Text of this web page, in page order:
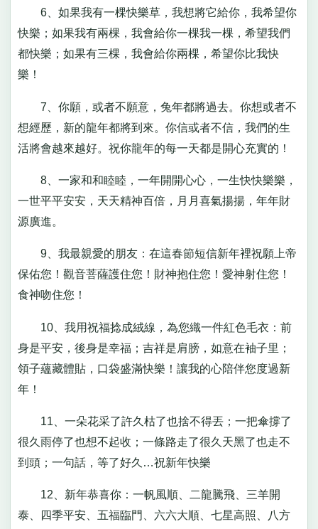
6、如果我有一棵快樂草，我想將它給你，我希望你
快樂；如果我有兩棵，我會給你一棵我一棵，希望我們
都快樂；如果有三棵，我會給你兩棵，希望你比我快
樂！
7、你願，或者不願意，兔年都將過去。你想或者不
想經歷，新的龍年都將到來。你信或者不信，我們的生
活將會越來越好。祝你龍年的每一天都是開心充實的！
8、一家和和睦睦，一年開開心心，一生快快樂樂，
一世平平安安，天天精神百倍，月月喜氣揚揚，年年財
源廣進。
9、我最親愛的朋友：在這春節短信新年裡祝願上帝
保佑您！觀音菩薩護住您！財神抱住您！愛神射住您！
食神吻住您！
10、我用祝福捻成絨線，為您織一件紅色毛衣：前
身是平安，後身是幸福；吉祥是肩膀，如意在袖子里；
領子蘊藏體貼，口袋盛滿快樂！讓我的心陪伴您度過新
年！
11、一朵花采了許久枯了也捨不得丟；一把傘撐了
很久雨停了也想不起收；一條路走了很久天黑了也走不
到頭；一句話，等了好久…祝新年快樂
12、新年恭喜你：一帆風順、二龍騰飛、三羊開
泰、四季平安、五福臨門、六六大順、七星高照、八方